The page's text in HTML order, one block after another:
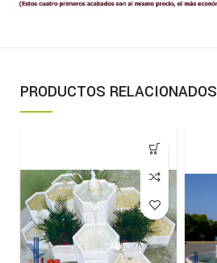
PRODUCTOS RELACIONADOS